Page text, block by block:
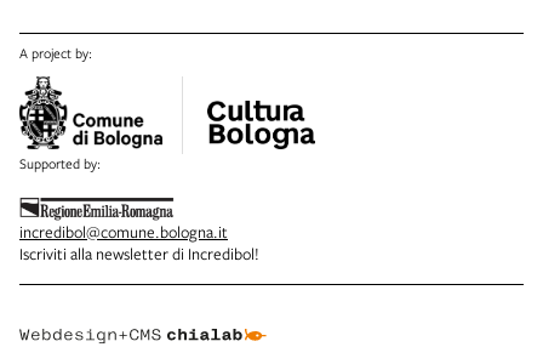
A project by:
Supported by:
incredibol@comune.bologna.it
Iscriviti alla newsletter di Incredibol!